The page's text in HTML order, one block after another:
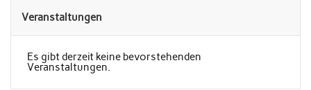
Veranstaltungen
Es gibt derzeit keine bevorstehenden
Veranstaltungen.